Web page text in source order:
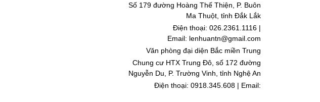
Số 179 đường Hoàng Thế Thiện, P. Buôn
Ma Thuột, tỉnh Đắk Lắk
Điện thoại: 026.2361.1116 |
Email: lenhuantn@gmail.com
Văn phòng đại diện Bắc miền Trung
Chung cư HTX Trung Đô, số 172 đường
Nguyễn Du, P. Trường Vinh, tỉnh Nghệ An
Điện thoại: 0918.345.608 | Email: